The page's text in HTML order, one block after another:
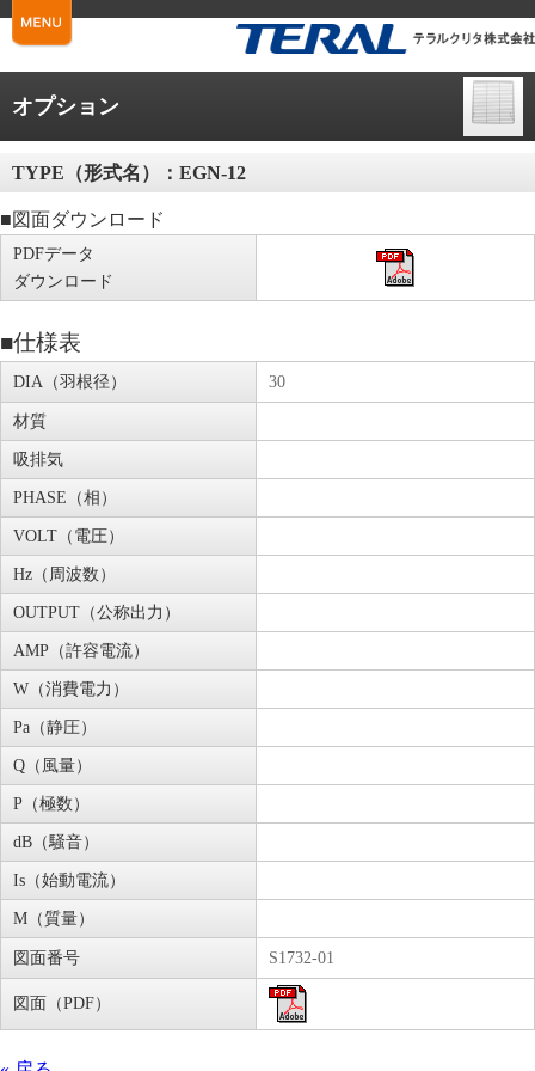
オプション
TYPE（形式名）： EGN-12
■図面ダウンロード
PDFデータ
ダウンロード
■仕様表
DIA（羽根径） 30
材質
吸排気
PHASE（相）
VOLT（電圧）
Hz（周波数）
OUTPUT（公称出力）
AMP（許容電流）
W（消費電力）
Pa（静圧）
Q（風量）
P（極数）
dB（騒音）
Is（始動電流）
M（質量）
図面番号 S1732-01
図面（PDF）